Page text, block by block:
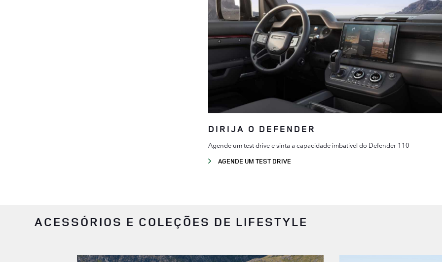
DIRIJA O DEFENDER
Agende um test drive e sinta a capacidade imbativel do Defender 110
AGENDE UM TEST DRIVE
ACESSÓRIOS E COLEÇÕES DE LIFESTYLE